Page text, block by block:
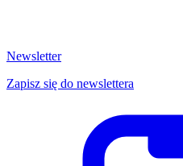
Newsletter
Zapisz się do newslettera